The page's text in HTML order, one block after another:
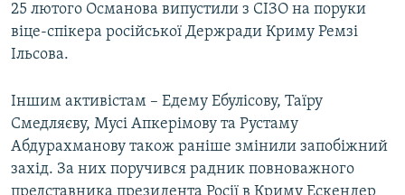
25 лютого Османова випустили з СІЗО на поруки
віце-спікера російської Держради Криму Ремзі
Ільсова.
Іншим активістам – Едему Ебулісову, Таїру
Смедляєву, Мусі Апкерімову та Рустаму
Абдурахманову також раніше змінили запобіжний
захід. За них поручився радник повноважного